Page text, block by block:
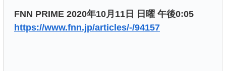
FNN PRIME 2020年10月11日 日曜 午後0:05
https://www.fnn.jp/articles/-/94157